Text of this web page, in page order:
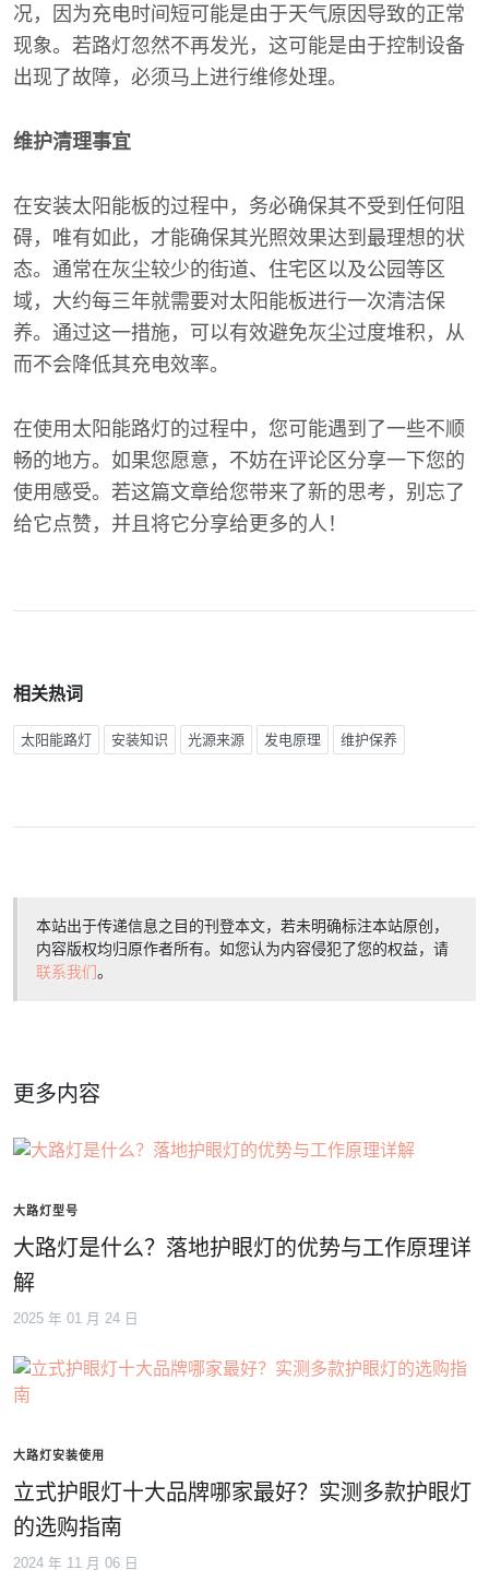
况，因为充电时间短可能是由于天气原因导致的正常
现象。若路灯忽然不再发光，这可能是由于控制设备
出现了故障，必须马上进行维修处理。
维护清理事宜
在安装太阳能板的过程中，务必确保其不受到任何阻
碍，唯有如此，才能确保其光照效果达到最理想的状
态。通常在灰尘较少的街道、住宅区以及公园等区
域，大约每三年就需要对太阳能板进行一次清洁保
养。通过这一措施，可以有效避免灰尘过度堆积，从
而不会降低其充电效率。
在使用太阳能路灯的过程中，您可能遇到了一些不顺
畅的地方。如果您愿意，不妨在评论区分享一下您的
使用感受。若这篇文章给您带来了新的思考，别忘了
给它点赞，并且将它分享给更多的人！
相关热词
太阳能路灯 安装知识 光源来源 发电原理 维护保养
本站出于传递信息之目的刊登本文，若未明确标注本站原创，
内容版权均归原作者所有。如您认为内容侵犯了您的权益，请
联系我们。
更多内容
大路灯型号
大路灯是什么？落地护眼灯的优势与工作原理详
解
2025 年 01 月 24 日
大路灯安装使用
立式护眼灯十大品牌哪家最好？实测多款护眼灯
的选购指南
2024 年 11 月 06 日